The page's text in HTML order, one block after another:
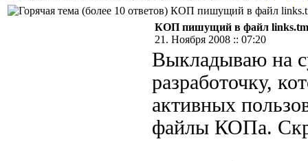
КОП пишущий в файл
КОП пишущий в файл
21. Ноября 2008 :: 07:20
Выкладываю на
разработочку,
активных
файлы КОПа.